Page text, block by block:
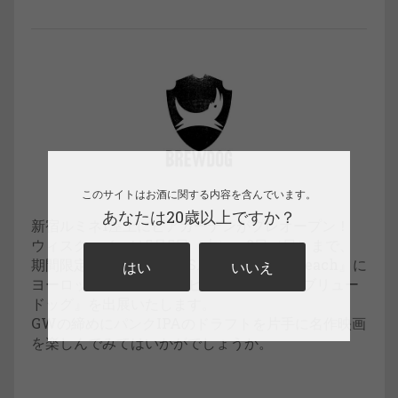
新宿ルミネ1屋上にビアガーデンがプレオープン！
ウィスク・イーは5月5日（木）～8日（日）まで、
期間限定で開催される『SAKIDORI Sky Beach』に
ヨーロッパNo.1クラフトビールメーカー『ブリュー
ドッグ』を出展いたします。
GWの締めにパンクIPAのドラフトを片手に名作映画
を楽しんでみてはいかがでしょうか。
このサイトはお酒に関する内容を含んでいます。
あなたは20歳以上ですか？
はい いいえ